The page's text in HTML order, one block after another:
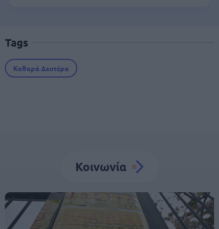
Tags
Καθαρά Δευτέρα
Κοινωνία